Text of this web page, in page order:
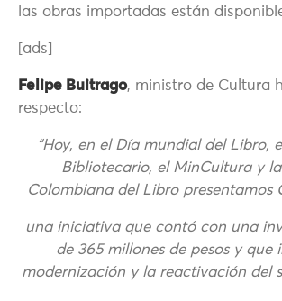
las obras importadas están
[ads]
Felipe Buitrago, ministro de Cultura
respecto:
“Hoy, en el Día mundial del Libro,
Bibliotecario, el MinCultura y
Colombiana del Libro presentamos
una iniciativa que contó con una
de 365 millones de pesos y que
modernización y la reactivación del